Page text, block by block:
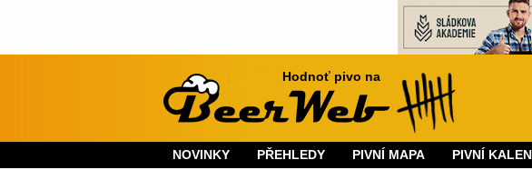
Hodnoť pivo na
NOVINKY PŘEHLEDY PIVNÍ MAPA PIVNÍ